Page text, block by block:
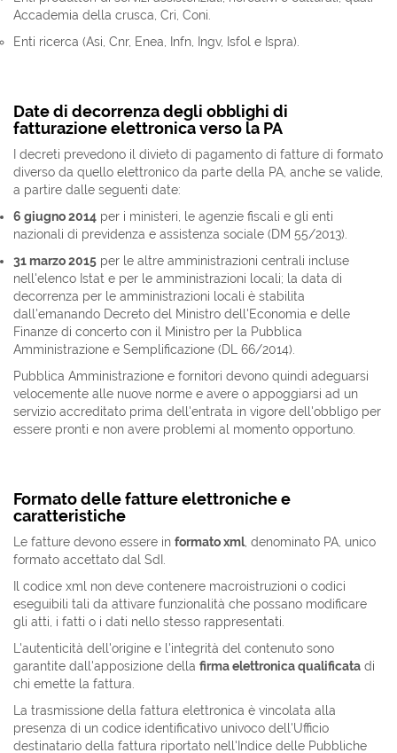
Accademia della crusca, Cri, Coni.
Enti ricerca (Asi, Cnr, Enea, Infn, Ingv, Isfol e Ispra).
Date di decorrenza degli obblighi di
fatturazione elettronica verso la PA
I decreti prevedono il divieto di pagamento di fatture di formato
diverso da quello elettronico da parte della PA, anche se valide,
a partire dalle seguenti date:
6 giugno 2014 per i ministeri, le agenzie fiscali e gli enti
nazionali di previdenza e assistenza sociale (DM 55/2013).
31 marzo 2015 per le altre amministrazioni centrali incluse
nell'elenco Istat e per le amministrazioni locali; la data di
decorrenza per le amministrazioni locali è stabilita
dall'emanando Decreto del Ministro dell'Economia e delle
Finanze di concerto con il Ministro per la Pubblica
Amministrazione e Semplificazione (DL 66/2014).
Pubblica Amministrazione e fornitori devono quindi adeguarsi
velocemente alle nuove norme e avere o appoggiarsi ad un
servizio accreditato prima dell'entrata in vigore dell'obbligo per
essere pronti e non avere problemi al momento opportuno.
Formato delle fatture elettroniche e
caratteristiche
Le fatture devono essere in formato xml, denominato PA, unico
formato accettato dal SdI.
Il codice xml non deve contenere macroistruzioni o codici
eseguibili tali da attivare funzionalità che possano modificare
gli atti, i fatti o i dati nello stesso rappresentati.
L'autenticità dell'origine e l'integrità del contenuto sono
garantite dall'apposizione della firma elettronica qualificata di
chi emette la fattura.
La trasmissione della fattura elettronica è vincolata alla
presenza di un codice identificativo univoco dell'Ufficio
destinatario della fattura riportato nell'Indice delle Pubbliche